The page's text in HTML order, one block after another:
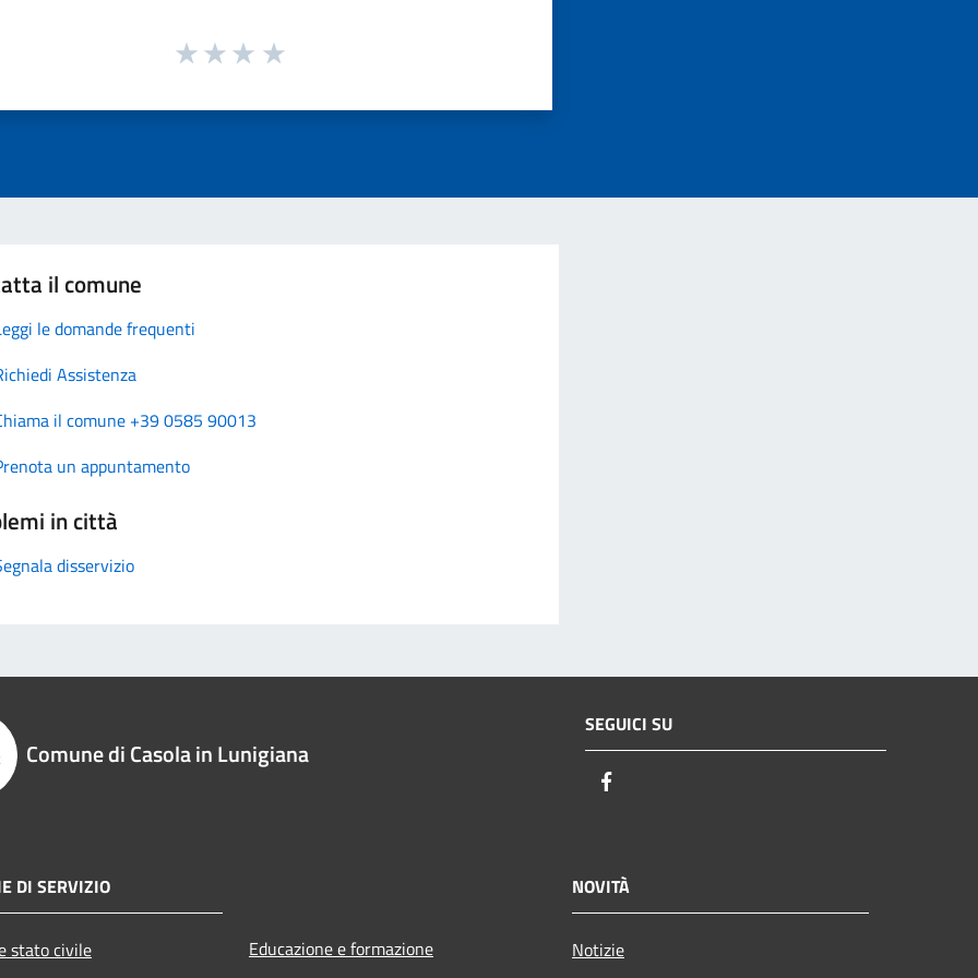
il comune
le domande frequenti
Assistenza
il comune +39 0585 90013
un appuntamento
in città
disservizio
Comune di Casola in Lunigiana
SEGUICI SU
DI SERVIZIO
stato civile
Educazione e formazione
NOVITÀ
Notizie